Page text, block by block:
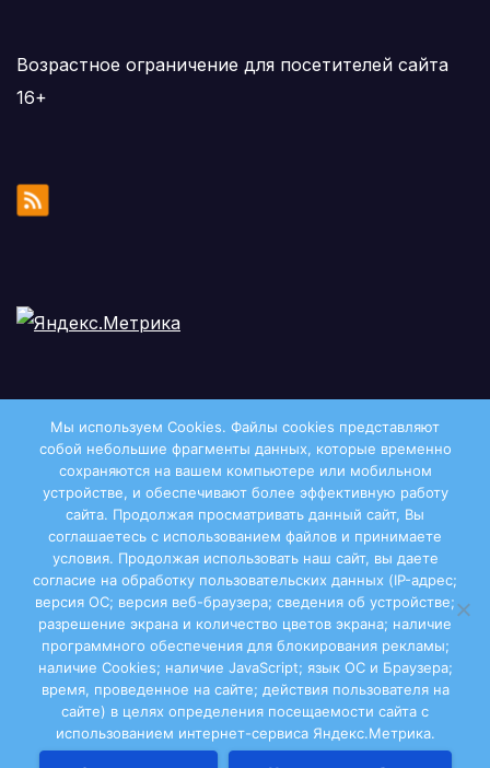
Возрастное ограничение для посетителей сайта
16+
Двиноважье
Сайт работает на WordPress|Тема:Newsup, автор
Themeansar
Мы используем Cookies. Файлы сookies представляют
собой небольшие фрагменты данных, которые временно
сохраняются на вашем компьютере или мобильном
устройстве, и обеспечивают более эффективную работу
сайта. Продолжая просматривать данный сайт, Вы
соглашаетесь с использованием файлов и принимаете
условия. Продолжая использовать наш сайт, вы даете
согласие на обработку пользовательских данных (IP-адрес;
версия ОС; версия веб-браузера; сведения об устройстве;
разрешение экрана и количество цветов экрана; наличие
программного обеспечения для блокирования рекламы;
наличие Cookies; наличие JavaScript; язык ОС и Браузера;
время, проведенное на сайте; действия пользователя на
сайте) в целях определения посещаемости сайта с
использованием интернет-сервиса Яндекс.Метрика.